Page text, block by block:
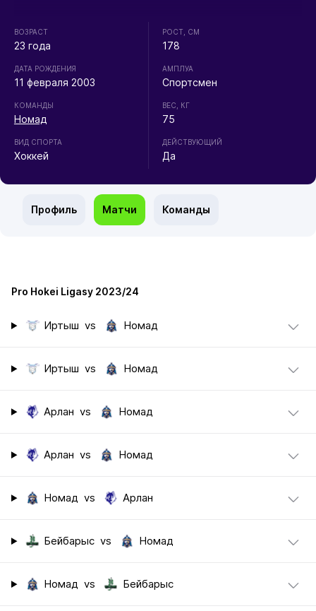
ВОЗРАСТ
23 года
ДАТА РОЖДЕНИЯ
11 февраля 2003
КОМАНДЫ
Номад
ВИД СПОРТА
Хоккей
РОСТ, СМ
178
АМПЛУА
Спортсмен
ВЕС, КГ
75
ДЕЙСТВУЮЩИЙ
Да
Профиль Матчи Команды
Pro Hokei Ligasy 2023/24
Иртыш vs Номад
Иртыш vs Номад
Арлан vs Номад
Арлан vs Номад
Номад vs Арлан
Бейбарыс vs Номад
Номад vs Бейбарыс